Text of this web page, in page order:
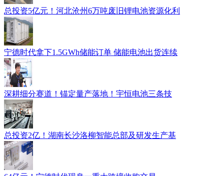
总投资5亿元！河北沧州6万吨废旧锂电池资源化利
宁德时代拿下1.5GWh储能订单 储能电池出货连续
深耕细分赛道！锚定量产落地！宇恒电池三条技
总投资2亿！湖南长沙洛柳智能总部及研发生产基